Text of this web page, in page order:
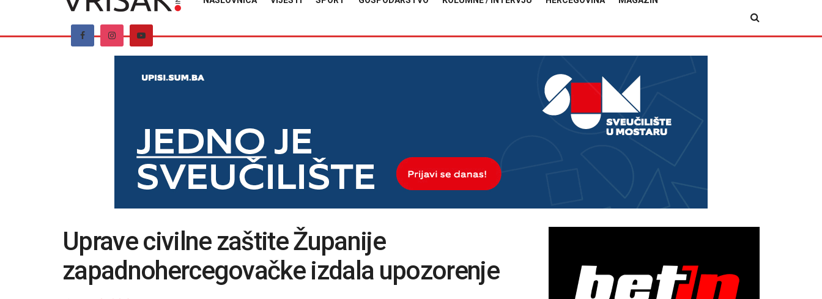
Uprave civilne zaštite Županije
zapadnohercegovačke izdala upozorenje